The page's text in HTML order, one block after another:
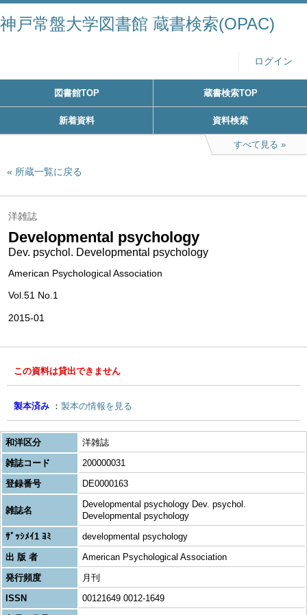
神戸常盤大学図書館 蔵書検索(OPAC)
ログイン
図書館TOP 蔵書検索TOP
新着資料 資料検索
すべて見る
所蔵一覧に戻る
洋雑誌
Developmental psychology
Dev. psychol. Developmental psychology
American Psychological Association
Vol.51 No.1
2015-01
この資料は貸出できません
製本済み 製本の情報を見る
和洋区分
洋雑誌
雑誌コード
200000031
登録番号
DE0000163
雑誌名
Developmental psychology Dev. psychol.
Developmental psychology
ｻﾞｯｼﾒｲ1 ﾖﾐ
developmental psychology
出 版 者
American Psychological Association
発行頻度
月刊
ISSN
00121649 0012-1649